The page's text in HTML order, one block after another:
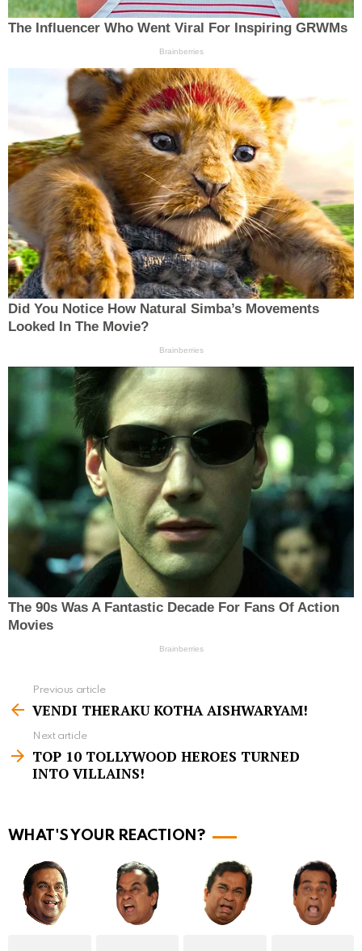
e
m
e
Previous article
VENDI THERAKU KOTHA AISHWARYAM!
Next article
TOP 10 TOLLYWOOD HEROES TURNED
INTO VILLAINS!
WHAT'S YOUR REACTION?